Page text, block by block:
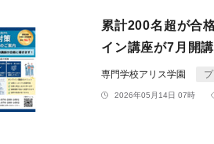
累計200名超が合
イン講座が7月開
専門学校アリス学園
2026年05月14日 07時